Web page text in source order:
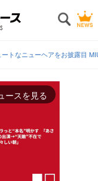
ートなニューヘアをお披露目
ースを見る